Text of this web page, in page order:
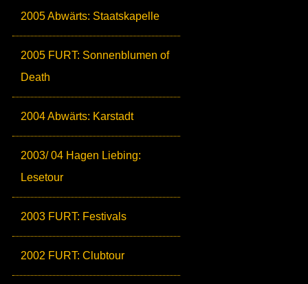
2005 Abwärts: Staatskapelle
2005 FURT: Sonnenblumen of
Death
2004 Abwärts: Karstadt
2003/ 04 Hagen Liebing:
Lesetour
2003 FURT: Festivals
2002 FURT: Clubtour